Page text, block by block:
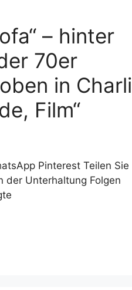
– hinter
70er
in Charli
Film“
Pinterest Teilen Sie
der Unterhaltung Folgen